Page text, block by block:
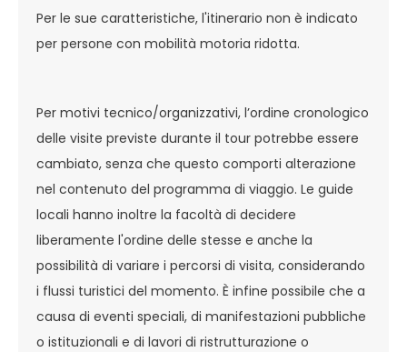
Per le sue caratteristiche, l'itinerario non è indicato
per persone con mobilità motoria ridotta.
Per motivi tecnico/organizzativi, l’ordine cronologico
delle visite previste durante il tour potrebbe essere
cambiato, senza che questo comporti alterazione
nel contenuto del programma di viaggio. Le guide
locali hanno inoltre la facoltà di decidere
liberamente l'ordine delle stesse e anche la
possibilità di variare i percorsi di visita, considerando
i flussi turistici del momento. È infine possibile che a
causa di eventi speciali, di manifestazioni pubbliche
o istituzionali e di lavori di ristrutturazione o